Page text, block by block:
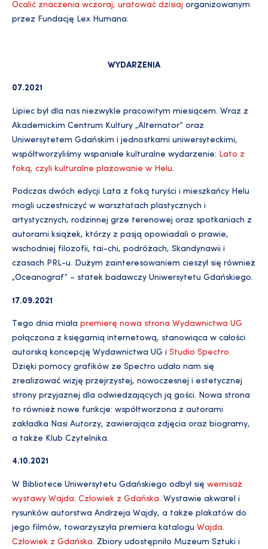
Ocalić znaczenia wczoraj, uratować dzisiaj organizowanym
przez Fundację Lex Humana.
WYDARZENIA
07.2021
Lipiec był dla nas niezwykle pracowitym miesiącem. Wraz z
Akademickim Centrum Kultury „Alternator” oraz
Uniwersytetem Gdańskim i jednostkami uniwersyteckimi,
współtworzyliśmy wspaniałe kulturalne wydarzenie: Lato z
foką, czyli kulturalne plażowanie w Helu.
Podczas dwóch edycji Lata z foką turyści i mieszkańcy Helu
mogli uczestniczyć w warsztatach plastycznych i
artystycznych, rodzinnej grze terenowej oraz spotkaniach z
autorami książek, którzy z pasją opowiadali o prawie,
wschodniej filozofii, tai-chi, podróżach, Skandynawii i
czasach PRL-u. Dużym zainteresowaniem cieszył się również
„Oceanograf” – statek badawczy Uniwersytetu Gdańskiego.
17.09.2021
Tego dnia miała premierę nowa strona Wydawnictwa UG
połączona z księgarnią internetową, stanowiąca w całości
autorską koncepcję Wydawnictwa UG i Studio Spectro.
Dzięki pomocy grafików ze Spectro udało nam się
zrealizować wizję przejrzystej, nowoczesnej i estetycznej
strony przyjaznej dla odwiedzających ją gości. Nowa strona
to również nowe funkcje: współtworzona z autorami
zakładka Nasi Autorzy, zawierająca zdjęcia oraz biogramy,
a także Klub Czytelnika.
4.10.2021
W Bibliotece Uniwersytetu Gdańskiego odbył się wernisaż
wystawy Wajda. Człowiek z Gdańska. Wystawie akwarel i
rysunków autorstwa Andrzeja Wajdy, a także plakatów do
jego filmów, towarzyszyła premiera katalogu Wajda.
Człowiek z Gdańska. Zbiory udostępniło Muzeum Sztuki i